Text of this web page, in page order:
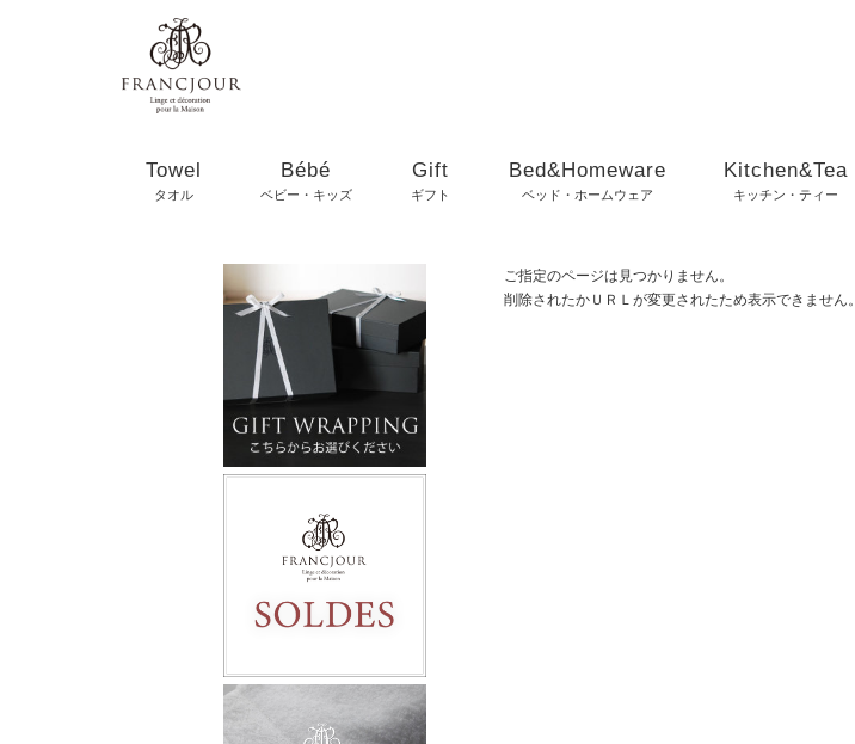
Towel
タオル
Bébé
ベビー・キッズ
Gift
ギフト
Bed&Homeware
ベッド・ホームウェア
Kitchen&Tea
キッチン・ティー
ご指定のページは見つかりません。
削除されたかＵＲＬが変更されたため表示できません。